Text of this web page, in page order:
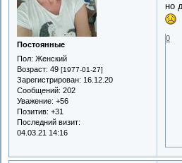
Постоянные
Пол: Женский
Возраст: 49 [1977-01-27]
Зарегистрирован: 16.12.20
Сообщений: 202
Уважение: +56
Позитив: +31
Последний визит:
04.03.21 14:16
но
0